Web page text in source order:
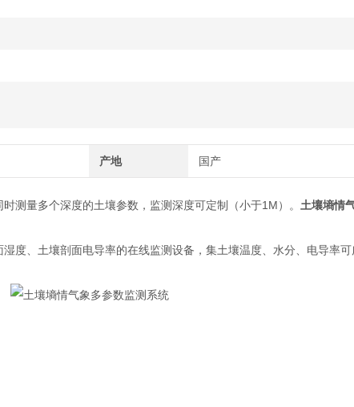
产地 国产
测量多个深度的土壤参数，监测深度可定制（小于1M）。 土壤墒情
、土壤剖面电导率的在线监测设备，集土壤温度、水分、电导率可